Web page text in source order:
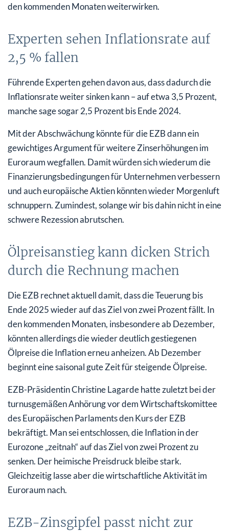
den kommenden Monaten weiterwirken.
Experten sehen Inflationsrate auf
2,5 % fallen
Führende Experten gehen davon aus, dass dadurch die
Inflationsrate weiter sinken kann – auf etwa 3,5 Prozent,
manche sage sogar 2,5 Prozent bis Ende 2024.
Mit der Abschwächung könnte für die EZB dann ein
gewichtiges Argument für weitere Zinserhöhungen im
Euroraum wegfallen. Damit würden sich wiederum die
Finanzierungsbedingungen für Unternehmen verbessern
und auch europäische Aktien könnten wieder Morgenluft
schnuppern. Zumindest, solange wir bis dahin nicht in eine
schwere Rezession abrutschen.
Ölpreisanstieg kann dicken Strich
durch die Rechnung machen
Die EZB rechnet aktuell damit, dass die Teuerung bis
Ende 2025 wieder auf das Ziel von zwei Prozent fällt. In
den kommenden Monaten, insbesondere ab Dezember,
könnten allerdings die wieder deutlich gestiegenen
Ölpreise die Inflation erneu anheizen. Ab Dezember
beginnt eine saisonal gute Zeit für steigende Ölpreise.
EZB-Präsidentin Christine Lagarde hatte zuletzt bei der
turnusgemäßen Anhörung vor dem Wirtschaftskomittee
des Europäischen Parlaments den Kurs der EZB
bekräftigt. Man sei entschlossen, die Inflation in der
Eurozone „zeitnah“ auf das Ziel von zwei Prozent zu
senken. Der heimische Preisdruck bleibe stark.
Gleichzeitig lasse aber die wirtschaftliche Aktivität im
Euroraum nach.
EZB-Zinsgipfel passt nicht zur